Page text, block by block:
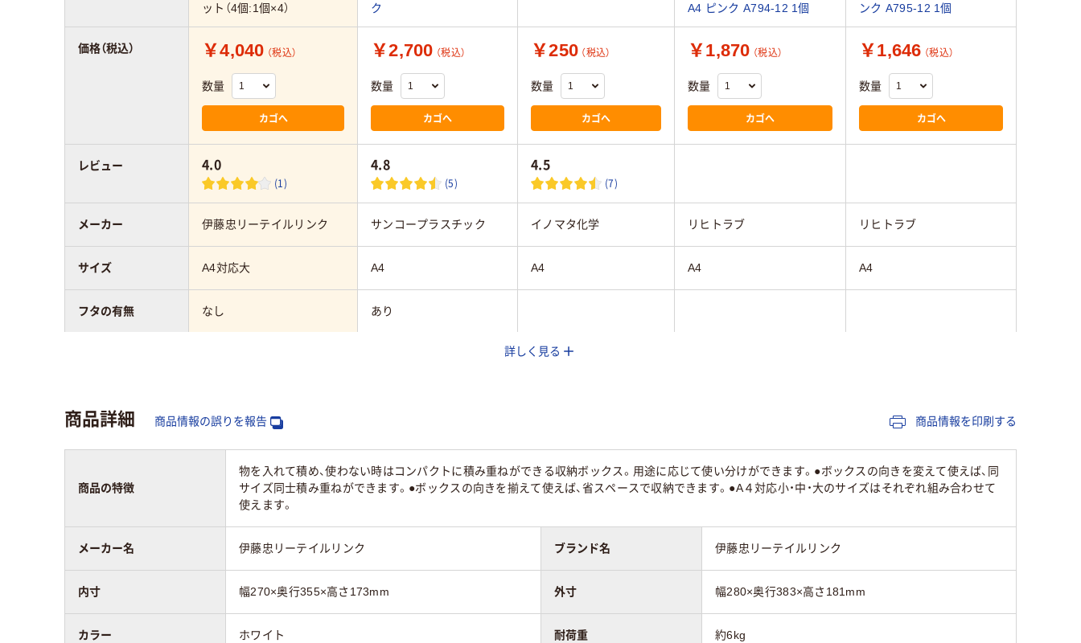
ット（4個:1個×4）
ク
A4 ピンク A794-12 1個
ンク A795-12 1個
価格（税込） ￥4,040 （税込）
数量
カゴへ
￥2,700 （税込）
数量
カゴへ
￥250 （税込）
数量
カゴへ
￥1,870 （税込）
数量
カゴへ
￥1,646 （税込）
数量
カゴへ
レビュー 4.0
(1)
4.8
(5)
4.5
(7)
メーカー 伊藤忠リーテイルリンク サンコープラスチック イノマタ化学 リヒトラブ リヒトラブ
サイズ A4対応大 A4 A4 A4 A4
フタの有無 なし あり
ホワイト系
ポリプロピレン
脂・見出しセル:ＰＥＴ・見出
し紙:上質紙
厚0.9mm）・ハトメ鋲:ポリカ
ーボネート・見出し:ABS樹
脂・見出しセル:ＰＥＴ・見出
し紙:上質紙
詳しく見る
商品詳細 商品情報の誤りを報告 商品情報を印刷する
商品の特徴
物を入れて積め、使わない時はコンパクトに積み重ねができる収納ボックス。用途に応じて使い分けができます。●ボックスの向きを変えて使えば、同
サイズ同士積み重ねができます。●ボックスの向きを揃えて使えば、省スペースで収納できます。●A４対応小・中・大のサイズはそれぞれ組み合わせて
使えます。
メーカー名 伊藤忠リーテイルリンク ブランド名 伊藤忠リーテイルリンク
内寸 幅270×奥行355×高さ173mm 外寸 幅280×奥行383×高さ181mm
カラー ホワイト 耐荷重 約6kg